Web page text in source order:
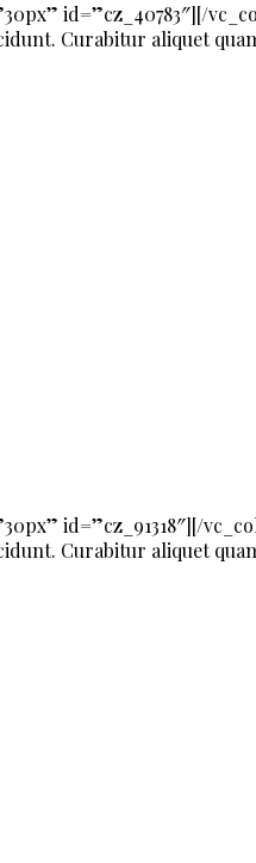
id=”cz_40783″][/
Curabitur aliquet
id=”cz_91318″][/
Curabitur aliquet